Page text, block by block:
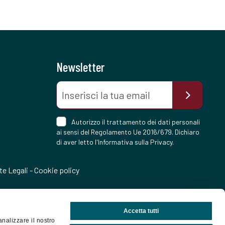
il nostro
Accetta tutti
Newsletter
Autorizzo il trattamento dei dati personali
ai sensi del Regolamento Ue 2016/679. Dichiaro
di aver letto l'Informativa sulla Privacy.
Legali -Cookie policy